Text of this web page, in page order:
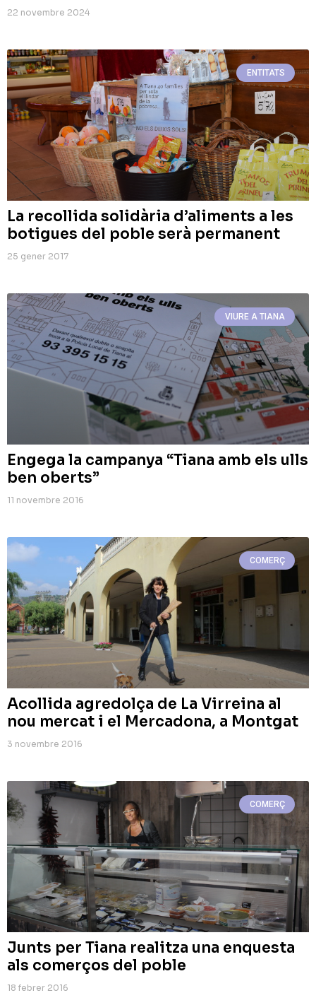
22 novembre 2024
ENTITATS
La recollida solidària d’aliments a les
botigues del poble serà permanent
25 gener 2017
VIURE A TIANA
Engega la campanya “Tiana amb els ulls
ben oberts”
11 novembre 2016
COMERÇ
Acollida agredolça de La Virreina al
nou mercat i el Mercadona, a Montgat
3 novembre 2016
COMERÇ
Junts per Tiana realitza una enquesta
als comerços del poble
18 febrer 2016